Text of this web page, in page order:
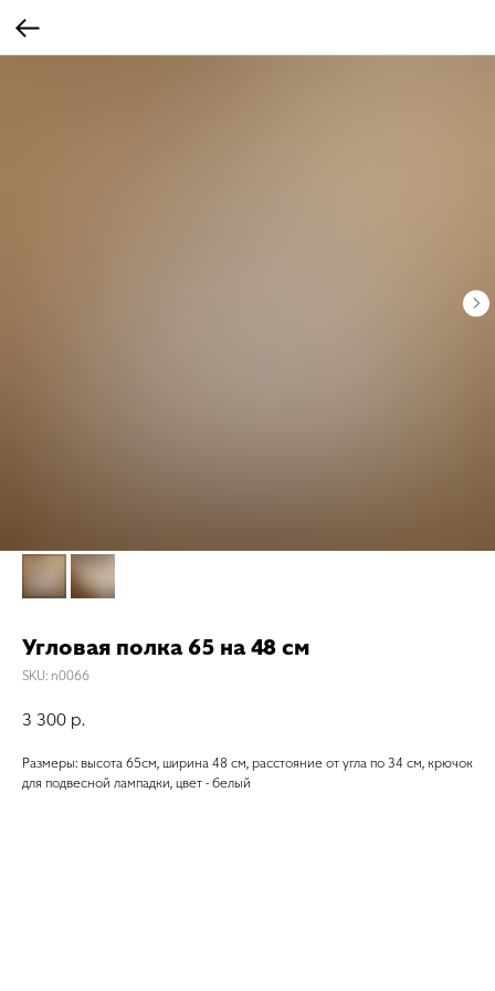
Угловая полка 65 на 48 см
SKU: n0066
3 300 р.
Размеры: высота 65см, ширина 48 см, расстояние от угла по 34 см, крючок
для подвесной лампадки, цвет - белый